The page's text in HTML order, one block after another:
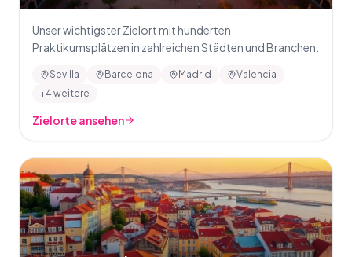
Unser wichtigster Zielort mit hunderten
Praktikumsplätzen in zahlreichen Städten und Branchen.
Sevilla Barcelona Madrid
Valencia
+4 weitere
Zielorte ansehen